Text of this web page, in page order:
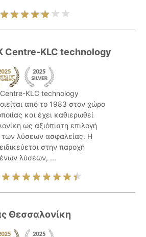
Centre-KLC technology
KLC technology
από το 1983 στον χώρο
και έχει καθιερωθεί
ως αξιόπιστη επιλογή
των λύσεων ασφαλείας. Η
στην παροχή
λύσεων, ...
Θεσσαλονίκη